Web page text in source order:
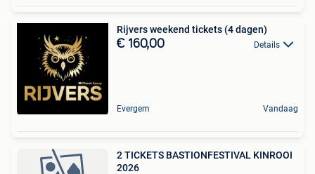
Rijvers weekend tickets (4 dagen)
€ 160,00 Details
Evergem Vandaag
2 TICKETS BASTIONFESTIVAL KINROOI
2026